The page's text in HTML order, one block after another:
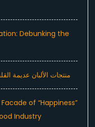
Debunking the
منتجات الألبان عديمة
of “Happiness”
Industry